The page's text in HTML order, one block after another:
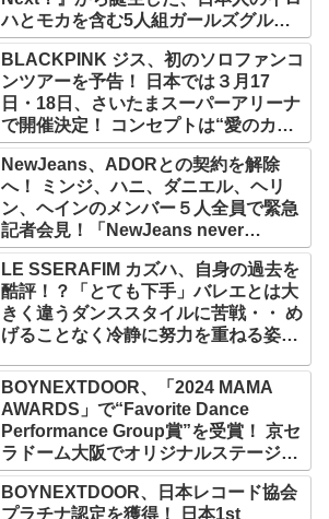
ハとモカを含む5人組ガールズグルー
プ！ デビュー曲「Magnetic」がいき
なりの大ヒット
BLACKPINK ジス、初のソロファンコ
ンツアーを予告！ 日本では３月17
日・18日、さいたまスーパーアリーナ
で開催決定！ コンセプトは“愛のカケ
ラ”！？ 14日には新アルバム
『AMORTAGE』もリリース
NewJeans、ADORとの契約を解除
へ！ ミンジ、ハニ、ダニエル、ヘリ
ン、ヘインのメンバー５人全員で緊急
記者会見！「NewJeans never
dies!」と微笑みの宣言！ ADOR側、
2029年まで契約有効と主張
LE SSERAFIM カズハ、自身の過去を
酷評！？「とても下手」バレエとは大
きく違うダンススタイルに苦戦・・ め
げることなく冷静に努力を重ねる姿に
BOYNEXTDOOR、「2024 MAMA
AWARDS」で“Favorite Dance
Performance Group賞”を受賞！ 京セ
ラドーム大阪でオリジナルステージパ
フォーマンス披露！ 卒業パーティーを
コンセプトにスーツで魅了【動画あ
BOYNEXTDOOR、日本レコード協会
プラチナ認定を獲得！ 日本1st